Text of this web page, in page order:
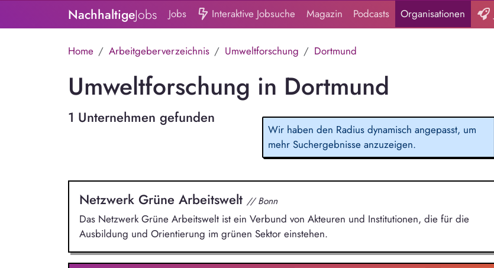
NachhaltigeJobs Jobs Interaktive Jobsuche Magazin Podcasts Organisationen
Home Arbeitgeberverzeichnis Umweltforschung Dortmund
Umweltforschung in Dortmund
1 Unternehmen gefunden
Wir haben den Radius dynamisch angepasst, um
mehr Suchergebnisse anzuzeigen.
Netzwerk Grüne Arbeitswelt // Bonn
Das Netzwerk Grüne Arbeitswelt ist ein Verbund von Akteuren und Institutionen, die für die
Ausbildung und Orientierung im grünen Sektor einstehen.